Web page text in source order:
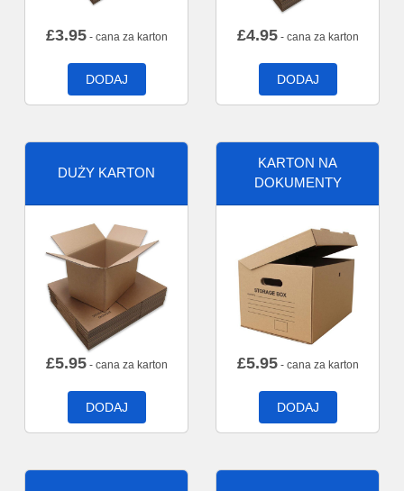
£3.95- cana za karton
DODAJ
£4.95- cana za karton
DODAJ
DUŻY KARTON
£5.95- cana za karton
DODAJ
KARTON NA
DOKUMENTY
£5.95- cana za karton
DODAJ